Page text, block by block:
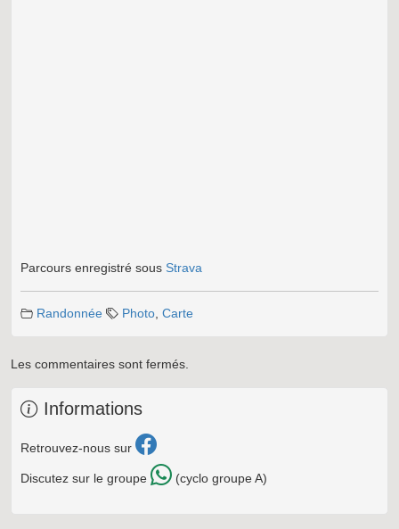
Parcours enregistré sous Strava
Randonnée Photo, Carte
Les commentaires sont fermés.
Informations
Retrouvez-nous sur
Discutez sur le groupe (cyclo groupe A)